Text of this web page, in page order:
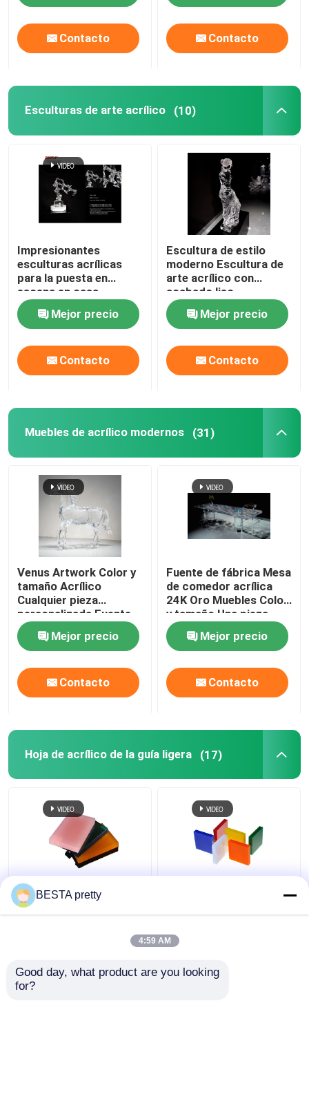
Contacto Contacto
Esculturas de arte acrílico (10)
Impresionantes
esculturas acrílicas
para la puesta en
escena en casa
Mejor precio
Contacto
Escultura de estilo
moderno Escultura de
arte acrílico con
acabado liso
Mejor precio
Contacto
Muebles de acrílico modernos (31)
Venus Artwork Color y
tamaño Acrílico
Cualquier pieza
personalizada Fuente
de fábrica Arte acrílico
Mejor precio
Contacto
Fuente de fábrica Mesa
de comedor acrílica
24K Oro Muebles Color
y tamaño Una pieza
personalizada
Mejor precio
Contacto
Hoja de acrílico de la guía ligera (17)
2.8-15mm lámina de
acrílico fluorescente
pared acrílicos
Decorativos 2mm-
BESTA pretty
4:59 AM
Good day, what product are you looking
for?